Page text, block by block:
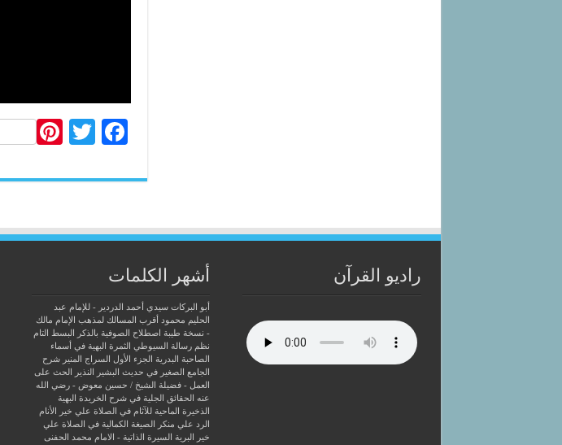
Fa
bo
T
tte
er
t
راديو القرآن أشهر الكلمات
أبو البركات سيدي أحمد الدردير - للإمام عبد
الحليم محمود أقرب المسالك لمذهب الإمام مالك
- نسخة طيبة اصطلاح الصوفية بالذكر
البسط التام
نظم رسالة السيوطي الثمرة البهية في أسماء
الصاحبة البدرية الجزء الأول السراج المنير شرح
الجامع الصغير في حديث البشير النذير
الحث على
العمل - فضيلة الشيخ / حسين معوض - رضي الله
عنه الحقائق الجلية في شرح الخريدة البهية
الذخيرة الماحية للآثام في الصلاة علي خير الأنام
الرد علي منكر الصيغة الكمالية في الصلاة علي
خير البرية السيرة الذاتية - الامام محمد الحفنى